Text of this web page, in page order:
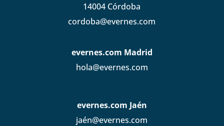
14004 Córdoba
cordoba@evernes.com
evernes.com Madrid
hola@evernes.com
evernes.com Jaén
jaén@evernes.com